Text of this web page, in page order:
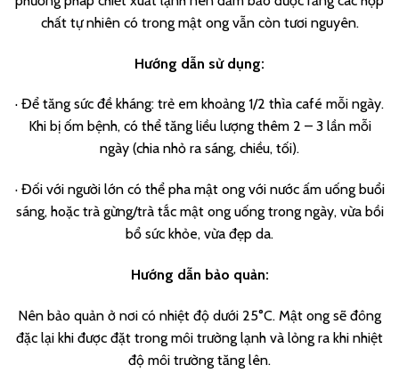
chất tự nhiên có trong mật ong vẫn còn tươi nguyên.
Hướng dẫn sử dụng:
· Để tăng sức đề kháng: trẻ em khoảng 1/2 thìa café mỗi ngày.
Khi bị ốm bệnh, có thể tăng liều lượng thêm 2 – 3 lần mỗi
ngày (chia nhỏ ra sáng, chiều, tối).
· Đối với người lớn có thể pha mật ong với nước ấm uống buổi
sáng, hoặc trà gừng/trà tắc mật ong uống trong ngày, vừa bồi
bổ sức khỏe, vừa đẹp da.
Hướng dẫn bảo quản:
Nên bảo quản ở nơi có nhiệt độ dưới 25°C. Mật ong sẽ đông
đặc lại khi được đặt trong môi trường lạnh và lỏng ra khi nhiệt
độ môi trường tăng lên.